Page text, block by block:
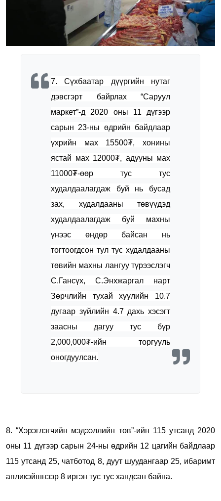
7. Сүхбаатар дүүргийн нутаг
дэвсгэрт байрлах “Саруул
маркет”-д 2020 оны 11 дүгээр
сарын 23-ны өдрийн байдлаар
үхрийн мах 15500₮, хонины
ястай мах 12000₮, адууны мах
11000₮-өөр тус тус
худалдаалагдаж буй нь бусад
зах, худалдааны төвүүдэд
худалдаалагдаж буй махны
үнээс өндөр байсан нь
тогтоогдсон тул тус худалдааны
төвийн махны лангуу түрээслэгч
С.Гансүх, С.Энхжаргал нарт
Зөрчлийн тухай хуулийн 10.7
дугаар зүйлийн 4.7 дахь хэсэгт
заасны дагуу тус бүр
2,000,000₮-ийн торгууль
оногдуулсан.
8. “Хэрэглэгчийн мэдээллийн төв”-ийн 115 утсанд 2020
оны 11 дүгээр сарын 24-ны өдрийн 12 цагийн байдлаар
115 утсанд 25, чатботод 8, дуут шуудангаар 25, ибаримт
апликэйшнээр 8 иргэн тус тус хандсан байна.